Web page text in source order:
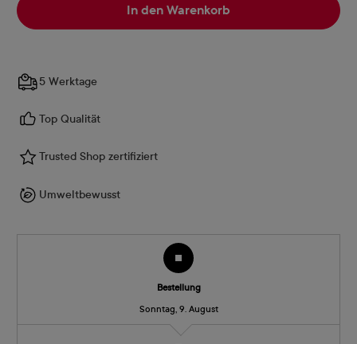
In den Warenkorb
5 Werktage
Top Qualität
Trusted Shop zertifiziert
Umweltbewusst
Bestellung
Sonntag, 9. August